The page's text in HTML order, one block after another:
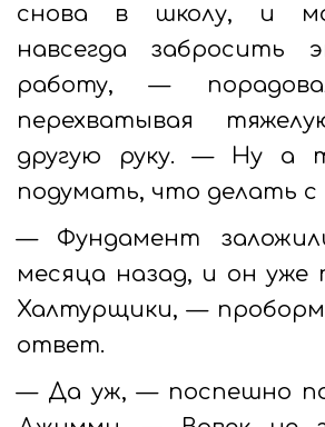
снова в школу, и
навсегда забросить
работу, —
перехватывая
другую руку. — Ну а
подумать, что делать
— Фундамент
месяца назад, и он уже
Халтурщики, —
ответ.
— Да уж, — поспешно